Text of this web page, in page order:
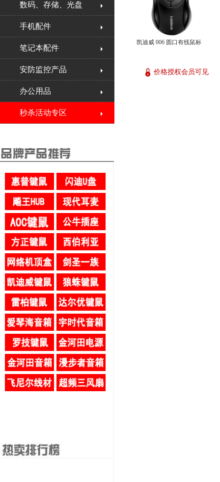
数码、存储、光盘
手机配件
笔记本配件
安防监控产品
办公用品
秒杀活动专区
凯迪威 006 圆口有线鼠标
价格授权会员可见